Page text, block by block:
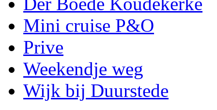
Mini cruise P&O
Prive
Weekendje weg
Wijk bij Duurstede